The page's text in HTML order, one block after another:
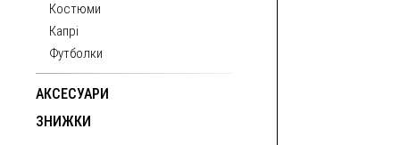
Костюми
Капрі
Футболки
АКСЕСУАРИ
ЗНИЖКИ